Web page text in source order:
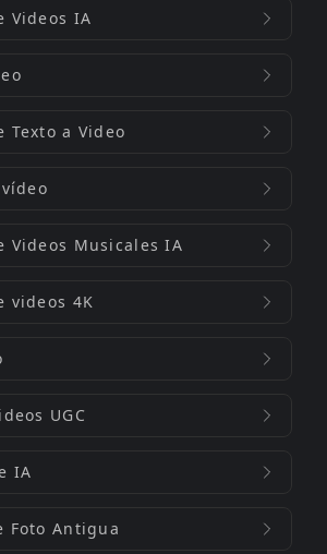
Videos IA
Texto a Video
Videos Musicales IA
videos 4K
UGC
IA
Foto Antigua